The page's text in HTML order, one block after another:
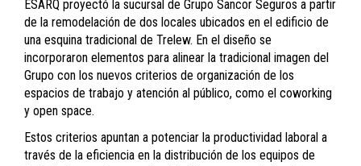
ESARQ proyectó la sucursal de Grupo Sancor Seguros a partir
de la remodelación de dos locales ubicados en el edificio de
una esquina tradicional de Trelew. En el diseño se
incorporaron elementos para alinear la tradicional imagen del
Grupo con los nuevos criterios de organización de los
espacios de trabajo y atención al público, como el coworking
y open space.
Estos criterios apuntan a potenciar la productividad laboral a
través de la eficiencia en la distribución de los equipos de